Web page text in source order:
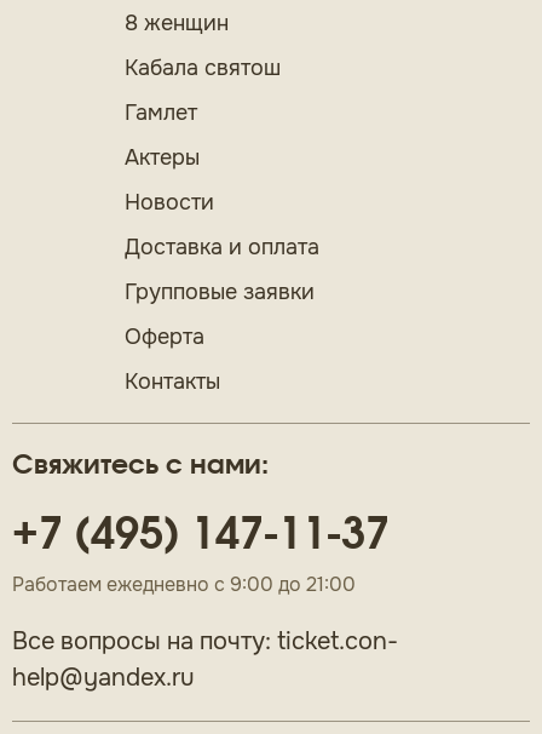
Свяжитесь с нами:
+7 (495) 147-11-37
Работаем ежедневно с 9:00 до 21:00
Все вопросы на почту: ticket.con-
help@yandex.ru
8 женщин
Кабала святош
Гамлет
Актеры
Новости
Доставка и оплата
Групповые заявки
Оферта
Контакты